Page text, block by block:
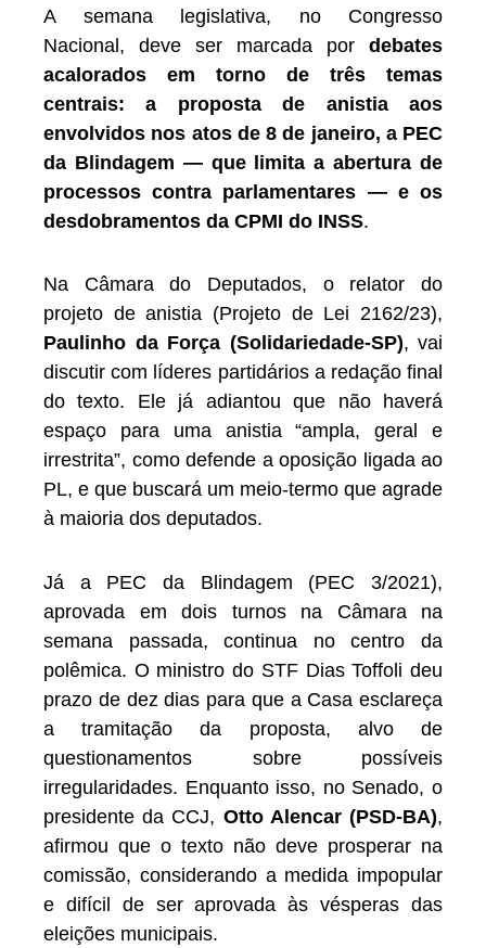
A semana legislativa, no Congresso
Nacional, deve ser marcada por debates
acalorados em torno de três temas
centrais: a proposta de anistia aos
envolvidos nos atos de 8 de janeiro, a PEC
da Blindagem — que limita a abertura de
processos contra parlamentares — e os
desdobramentos da CPMI do INSS.
Na Câmara do Deputados, o relator do
projeto de anistia (Projeto de Lei 2162/23),
Paulinho da Força (Solidariedade-SP), vai
discutir com líderes partidários a redação final
do texto. Ele já adiantou que não haverá
espaço para uma anistia “ampla, geral e
irrestrita”, como defende a oposição ligada ao
PL, e que buscará um meio-termo que agrade
à maioria dos deputados.
Já a PEC da Blindagem (PEC 3/2021),
aprovada em dois turnos na Câmara na
semana passada, continua no centro da
polêmica. O ministro do STF Dias Toffoli deu
prazo de dez dias para que a Casa esclareça
a tramitação da proposta, alvo de
questionamentos sobre possíveis
irregularidades. Enquanto isso, no Senado, o
presidente da CCJ, Otto Alencar (PSD-BA),
afirmou que o texto não deve prosperar na
comissão, considerando a medida impopular
e difícil de ser aprovada às vésperas das
eleições municipais.